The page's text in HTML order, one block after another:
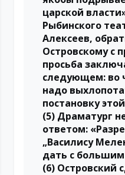
царской
Рыбинского
Алексеев,
Островскому с
просьба
следующем: во
надо
постановку
(5) Драматург
ответом:
„Василису
дать с
(6) Островский